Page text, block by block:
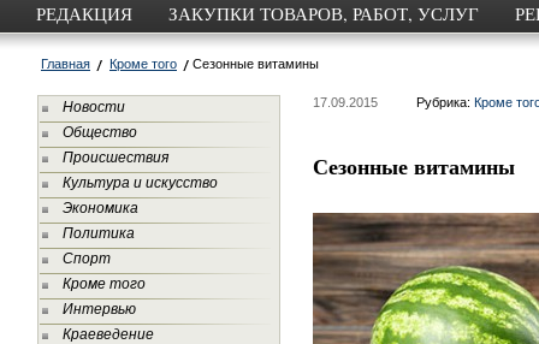
РЕДАКЦИЯ ЗАКУПКИ ТОВАРОВ, РАБОТ, УСЛУГ
Главная Кроме того Сезонные витамины
Новости
Общество
Происшествия
Культура и искусство
Экономика
Политика
Спорт
Кроме того
Интервью
Краеведение
17.09.2015 Рубрика: Кроме
Сезонные витамины